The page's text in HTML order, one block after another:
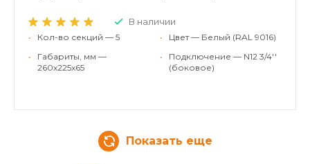
В наличии
•
Кол-во секций — 5
•
Габариты, мм —
260x225x65
•
Цвет — Белый (RAL 9016)
•
Подключение — N12 3/4''
(боковое)
Показать еще